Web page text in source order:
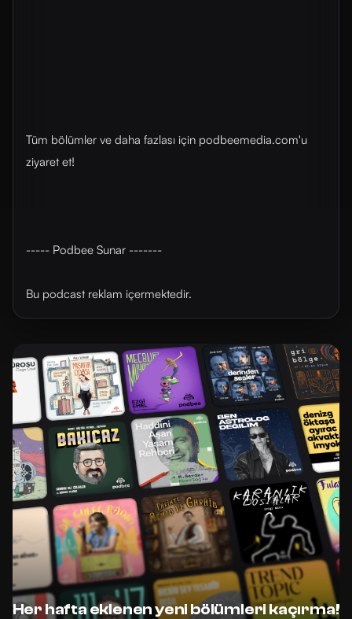
Tüm bölümler ve daha fazlası için ⁠⁠podbeemedia.com⁠⁠'u
ziyaret et!
----- Podbee Sunar -------
Bu podcast reklam içermektedir.
Her hafta eklenen yeni bölümleri kaçırma!